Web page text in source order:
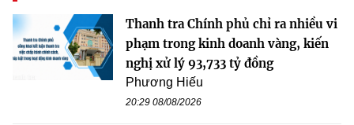
Thanh tra Chính phủ chỉ ra nhiều vi
phạm trong kinh doanh vàng, kiến
nghị xử lý 93,733 tỷ đồng
Phương Hiếu
20:29 08/08/2026